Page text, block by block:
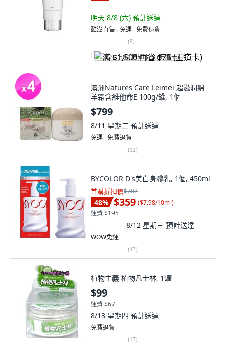
明天 8/8 (六) 預計送達
酷澎直售 ∙ 免運 ∙ 免費退貨
(9)
满 $1,500 再省 $75 (王道卡)
澳洲Natures Care Leimei 超滋潤綿
羊霜含維他命E 100g/罐, 1個
$799
8/11 星期二 預計送達
免運 ∙ 免費退貨
(12)
BYCOLOR D's美白身體乳, 1個, 450ml
首購折扣價$702
48% $359 ($7.98/10ml)
運費 $195
8/12 星期三 預計送達
WOW免運
(43)
植物主義 植物凡士林, 1罐
$99
運費 $67
8/13 星期四 預計送達
免費退貨
(17)